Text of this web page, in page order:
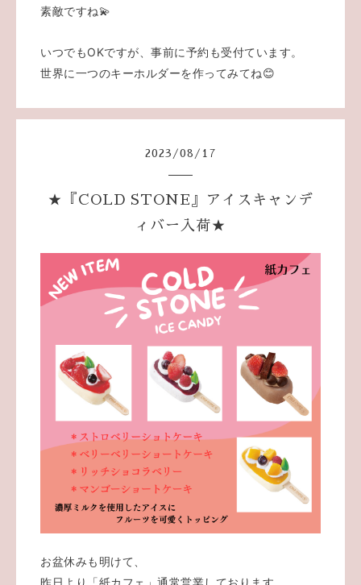
素敵ですね💫
いつでもOKですが、事前に予約も受付ています。
世界に一つのキーホルダーを作ってみてね😊
2023 /08 / 17
★『COLD STONE』アイスキャンデ
ィバー入荷★
お盆休みも明けて、
昨日より「紙カフェ」通常営業しております。